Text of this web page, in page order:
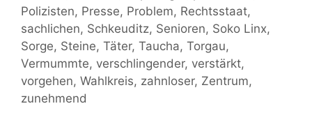
Polizisten, Presse, Problem, Rechtsstaat,
sachlichen, Schkeuditz, Senioren, Soko Linx,
Sorge, Steine, Täter, Taucha, Torgau,
Vermummte, verschlingender, verstärkt,
vorgehen, Wahlkreis, zahnloser, Zentrum,
zunehmend